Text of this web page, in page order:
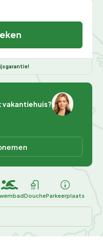
vakantiehuis?
DoucheParkeerplaats